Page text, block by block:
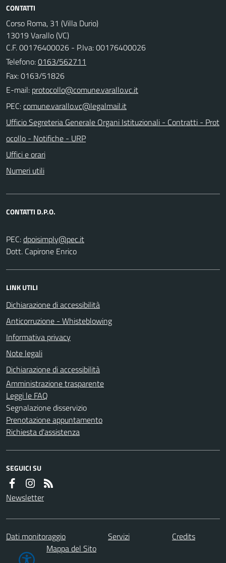
CONTATTI
Corso Roma, 31 (Villa Durio)
13019 Varallo (VC)
C.F. 00176400026 - P.Iva: 00176400026
Telefono:0163/562711
Fax: 0163/51826
E-mail:
PEC:
Ufficio Segreteria Generale Organi Istituzionali - Contratti - Prot
ocollo - Notifiche - URP
Uffici e orari
Numeri utili
CONTATTI D.P.O.
PEC:
Dott. Capirone Enrico
LINK UTILI
Dichiarazione di accessibilità
Anticorruzione - Whisteblowing
Informativa privacy
Note legali
Dichiarazione di accessibilità
Amministrazione trasparente
Leggi le FAQ
Segnalazione disservizio
Prenotazione appuntamento
Richiesta d'assistenza
SEGUICI SU
Newsletter
Dati monitoraggio Servizi
Credits
Mappa del Sito